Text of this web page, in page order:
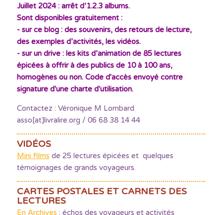
Juillet 2024 : arrêt d’1.2.3 albums.
Sont disponibles gratuitement :
- sur ce blog : des souvenirs, des retours de lecture,
des exemples d’activités, les vidéos.
- sur un drive : les kits d’animation de 85 lectures
épicées à offrir à des publics de 10 à 100 ans,
homogènes ou non. Code d'accès envoyé contre
signature d'une charte d'utilisation.
Contactez : Véronique M Lombard
asso[at]livralire.org / 06 68 38 14 44
VIDÉOS
Mini films de 25 lectures épicées et quelques
témoignages de grands voyageurs.
CARTES POSTALES ET CARNETS DES
LECTURES
En Archives : échos des voyageurs et activités